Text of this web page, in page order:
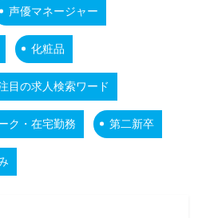
声優マネージャー
化粧品
目の求人検索ワード
ク・在宅勤務 第二新卒